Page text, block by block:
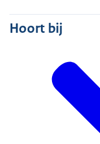
Hoort bij